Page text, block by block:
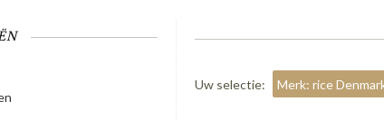
Uw selectie: Merk: rice